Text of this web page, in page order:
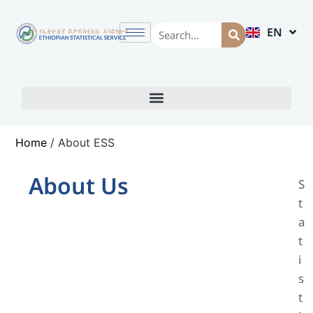
EN
AM
Home /About ESS
About Us
S
t
a
t
i
s
t